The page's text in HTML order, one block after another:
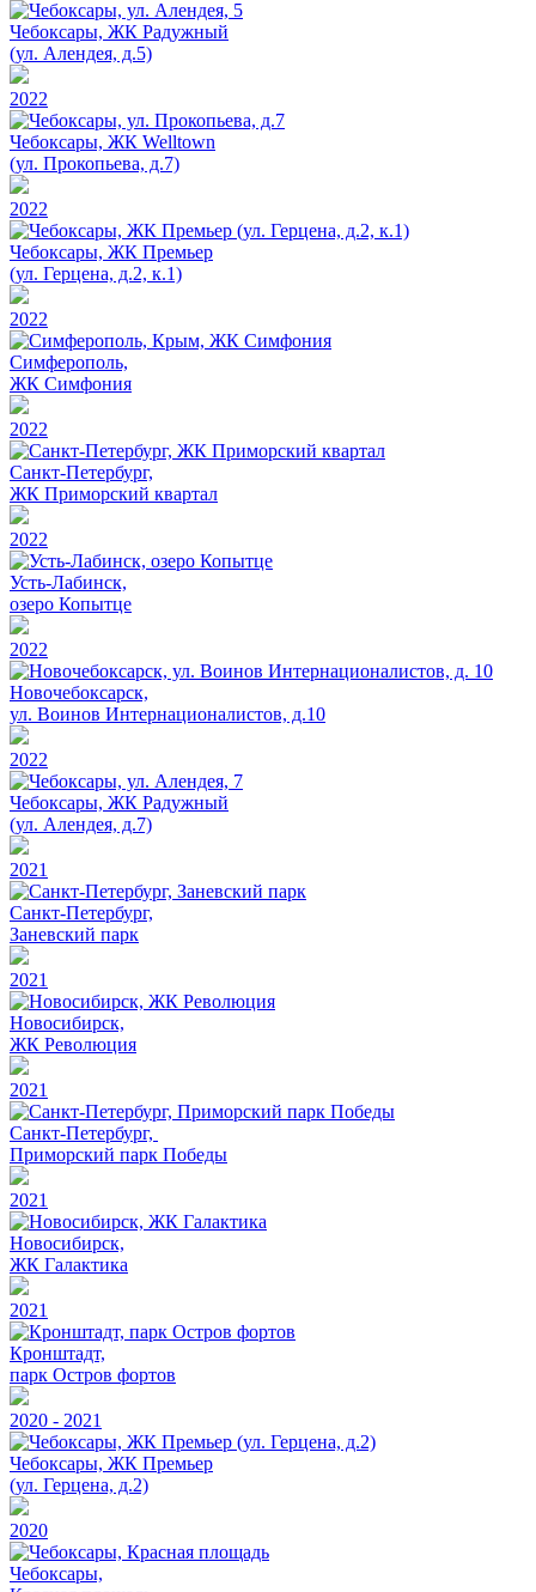
Чебоксары, ЖК Радужный
(ул. Алендея, д.5)
2022
Чебоксары, ЖК Welltown
(ул. Прокопьева, д.7)
2022
Чебоксары, ЖК Премьер
(ул. Герцена, д.2, к.1)
2022
Симферополь,
ЖК Симфония
2022
Санкт-Петербург,
ЖК Приморский квартал
2022
Усть-Лабинск,
озеро Копытце
2022
Новочебоксарск,
ул. Воинов Интернационалистов, д.10
2022
Чебоксары, ЖК Радужный
(ул. Алендея, д.7)
2021
Санкт-Петербург,
Заневский парк
2021
Новосибирск,
ЖК Революция
2021
Санкт-Петербург,
Приморский парк Победы
2021
Новосибирск,
ЖК Галактика
2021
Кронштадт,
парк Остров фортов
2020 - 2021
Чебоксары, ЖК Премьер
(ул. Герцена, д.2)
2020
Чебоксары,